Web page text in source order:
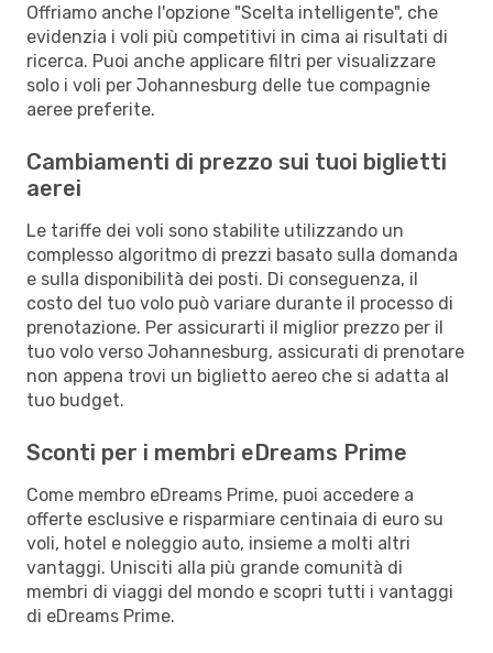
Offriamo anche l'opzione "Scelta intelligente", che
evidenzia i voli più competitivi in cima ai risultati di
ricerca. Puoi anche applicare filtri per visualizzare
solo i voli per Johannesburg delle tue compagnie
aeree preferite.
Cambiamenti di prezzo sui tuoi biglietti
aerei
Le tariffe dei voli sono stabilite utilizzando un
complesso algoritmo di prezzi basato sulla domanda
e sulla disponibilità dei posti. Di conseguenza, il
costo del tuo volo può variare durante il processo di
prenotazione. Per assicurarti il miglior prezzo per il
tuo volo verso Johannesburg, assicurati di prenotare
non appena trovi un biglietto aereo che si adatta al
tuo budget.
Sconti per i membri eDreams Prime
Come membro eDreams Prime, puoi accedere a
offerte esclusive e risparmiare centinaia di euro su
voli, hotel e noleggio auto, insieme a molti altri
vantaggi. Unisciti alla più grande comunità di
membri di viaggi del mondo e scopri tutti i vantaggi
di eDreams Prime.